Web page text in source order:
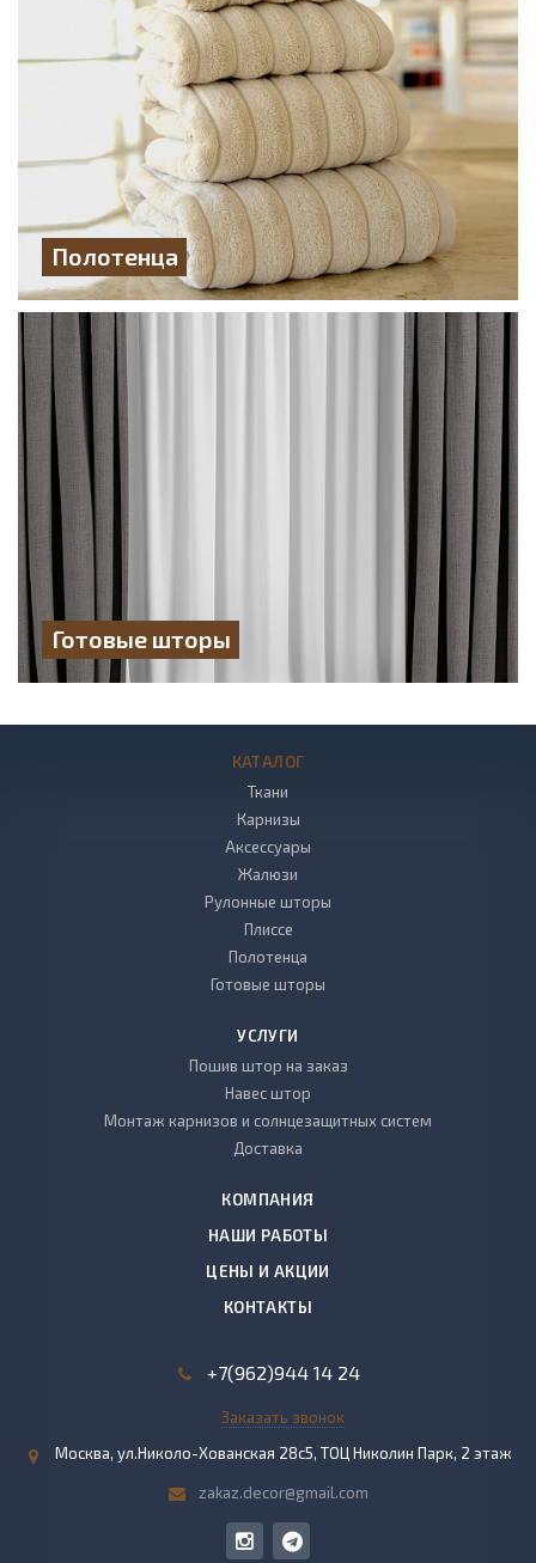
Полотенца
Готовые шторы
КАТАЛОГ
Ткани
Карнизы
Аксессуары
Жалюзи
Рулонные шторы
Плиссе
Полотенца
Готовые шторы
УСЛУГИ
Пошив штор на заказ
Навес штор
Монтаж карнизов и солнцезащитных систем
Доставка
КОМПАНИЯ
НАШИ РАБОТЫ
ЦЕНЫ И АКЦИИ
КОНТАКТЫ
+7(962)944 14 24
Заказать звонок
Москва, ул.Николо-Хованская 28с5, ТОЦ Николин Парк, 2 этаж
zakaz.decor@gmail.com